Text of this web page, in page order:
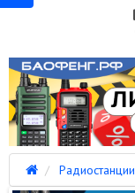
Радиостанции